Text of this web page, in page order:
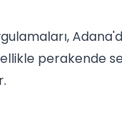
perakende